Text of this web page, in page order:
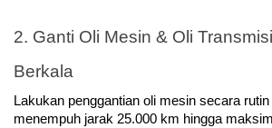
2. Ganti Oli Mesin & Oli
Berkala
Lakukan penggantian oli mesin secara rutin
menempuh jarak 25.000 km hingga